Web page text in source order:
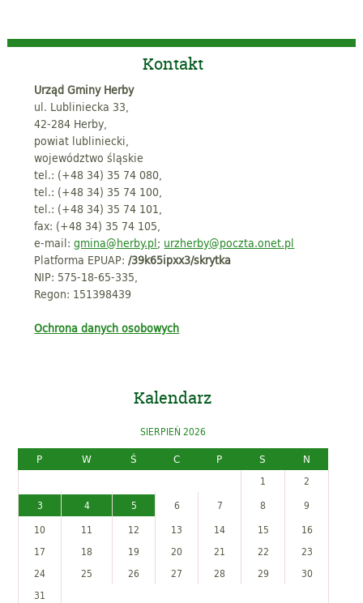
Kontakt
Urząd Gminy Herby
ul. Lubliniecka 33,
42-284 Herby,
powiat lubliniecki,
województwo śląskie
tel.: (+48 34) 35 74 080,
tel.: (+48 34) 35 74 100,
tel.: (+48 34) 35 74 101,
fax: (+48 34) 35 74 105,
e-mail:gmina@herby.pl; urzherby@poczta.onet.pl
Platforma EPUAP:/39k65ipxx3/skrytka
NIP: 575-18-65-335,
Regon: 151398439
Ochrona danych osobowych
Kalendarz
SIERPIEŃ 2026
P
W Ś C P S
N
1
2
3
4 5 6 7 8
9
10
11 12 13 14 15
16
17
18 19 20 21 22
23
24
25 26 27 28 29
30
31